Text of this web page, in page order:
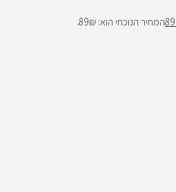
89המחיר הנוכחי הוא: 89₪.